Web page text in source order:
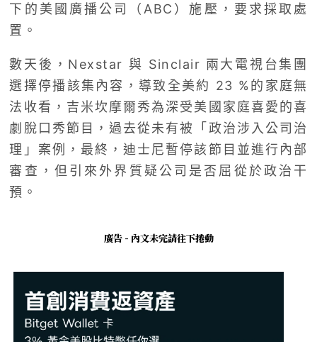
下的美國廣播公司（ABC）施壓，要求採取處
置。
數天後，Nexstar 與 Sinclair 兩大電視台集團
選擇停播該集內容，導致全美約 23 %的家庭無
法收看，吉米坎摩爾秀為深受美國家庭喜愛的喜
劇脫口秀節目，過去從未有被「政治涉入公司治
理」案例，最終，迪士尼暫停該節目並進行內部
審查，但引來外界質疑公司是否屈從於政治干
預。
廣告 - 內文未完請往下捲動